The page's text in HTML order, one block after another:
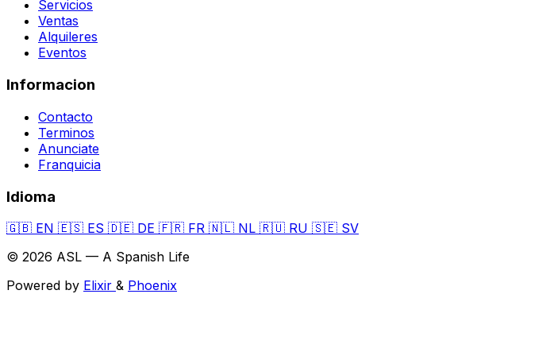
Servicios
Ventas
Alquileres
Eventos
Informacion
Contacto
Terminos
Anunciate
Franquicia
Idioma
🇬🇧 EN 🇪🇸 ES 🇩🇪 DE 🇫🇷 FR 🇳🇱 NL 🇷🇺 RU 🇸🇪 SV
© 2026 ASL — A Spanish Life
Powered by Elixir & Phoenix